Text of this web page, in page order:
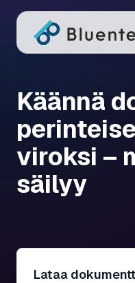
Käännä
viroksi –
säilyy
Lataa